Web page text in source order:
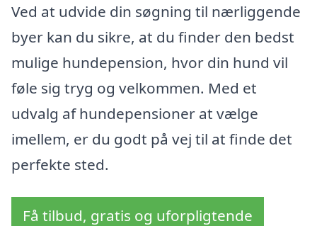
Ved at udvide din søgning til nærliggende
byer kan du sikre, at du finder den bedst
mulige hundepension, hvor din hund vil
føle sig tryg og velkommen. Med et
udvalg af hundepensioner at vælge
imellem, er du godt på vej til at finde det
perfekte sted.
Få tilbud, gratis og uforpligtende